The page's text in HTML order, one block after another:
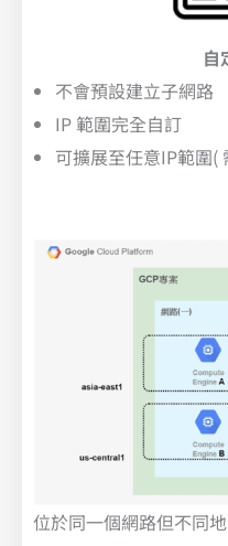
自
不會預設建立子網路
IP 範圍完全自訂
可擴展至任意IP範圍(
位於同一個網路但不同